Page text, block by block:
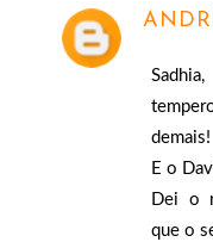
Sadhia,
demais!
E o
Dei o
que o